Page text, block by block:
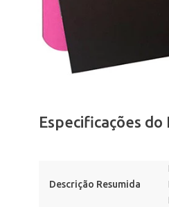
Especificações
Descrição Resumida